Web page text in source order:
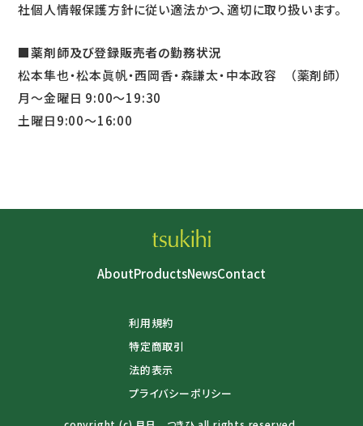
社個人情報保護方針に従い適法かつ、適切に取り扱います。
■薬剤師及び登録販売者の勤務状況
松本隼也・松本眞帆・西岡香・森謙太・中本政容 （薬剤師）
月～金曜日 9:00～19:30
土曜日9:00～16:00
AboutProductsNewsContact
利用規約
特定商取引
法的表示
プライバシーポリシー